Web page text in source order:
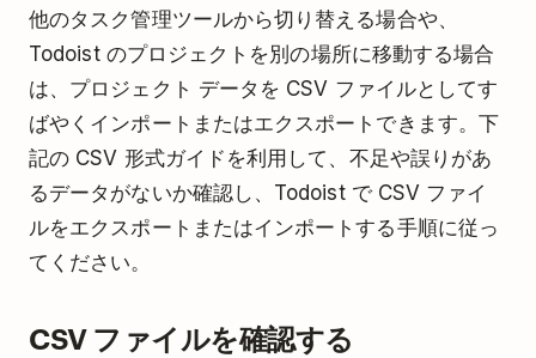
他のタスク管理ツールから切り替える場合や、
Todoist のプロジェクトを別の場所に移動する場合
は、プロジェクト データを CSV ファイルとしてす
ばやくインポートまたはエクスポートできます。下
記の CSV 形式ガイドを利用して、不足や誤りがあ
るデータがないか確認し、Todoist で CSV ファイ
ルをエクスポートまたはインポートする手順に従っ
てください。
CSV ファイルを確認する